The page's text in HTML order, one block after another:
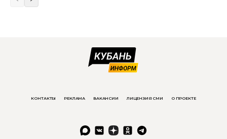
КОНТАКТЫ РЕКЛАМА ВАКАНСИИ ЛИЦЕНЗИЯ СМИ О ПРОЕКТЕ